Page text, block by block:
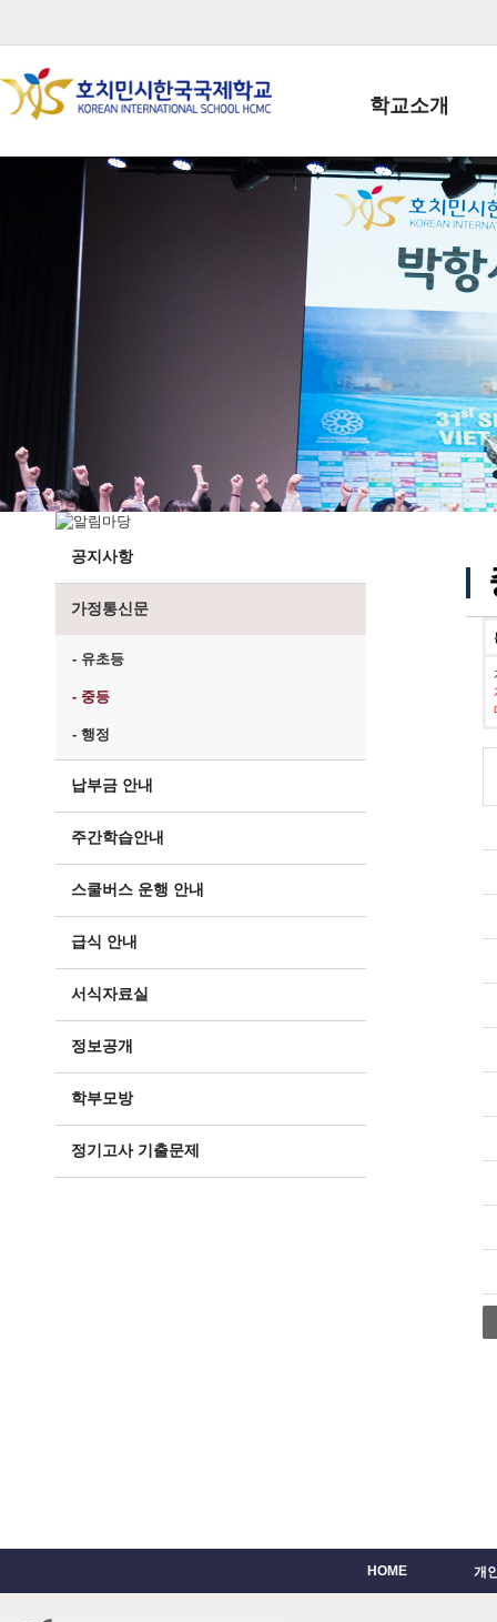
학교소개
학교장인사말
학생회장인사말
학교상징
학교 CI
교직원현황
학생현황
위치/전화
전경사진
공지사항
가정통신문
- 유초등
- 중등
- 행정
납부금 안내
주간학습안내
스쿨버스 운행 안내
급식 안내
서식자료실
정보공개
학부모방
정기고사 기출문제
HOME 개